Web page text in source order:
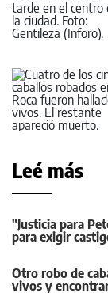
Leé más
"Justicia para
para exigir
Otro robo de
vivos y